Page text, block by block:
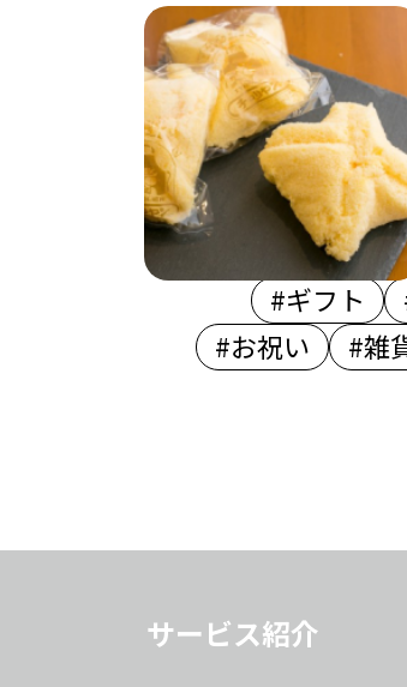
チロリヤン（10個）
洋菓子チロリヤン
2,376円
#ギフト
#お祝い
#雑
サービス紹介